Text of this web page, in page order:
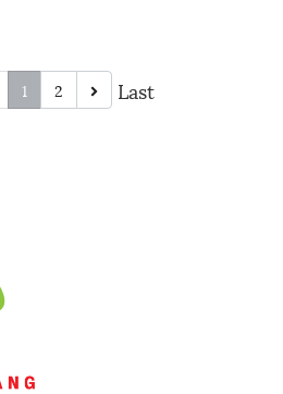
1 2 Last